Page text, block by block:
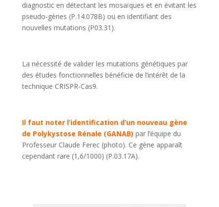
diagnostic en détectant les mosaïques et en évitant les
pseudo-gènes (P.14.078B) ou en identifiant des
nouvelles mutations (P03.31).
La nécessité de valider les mutations génétiques par
des études fonctionnelles bénéficie de l’intérêt de la
technique CRISPR-Cas9.
Il faut noter l’identification d’un nouveau gène
de Polykystose Rénale (GANAB) par l’équipe du
Professeur Claude Ferec (photo). Ce gène apparaît
cependant rare (1,6/1000) (P.03.17A).